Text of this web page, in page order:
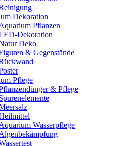
Dekoration
Pflanzen
Dekoration
Deko
& Gegenstände
Pflege
& Pflege
Wasserpflege